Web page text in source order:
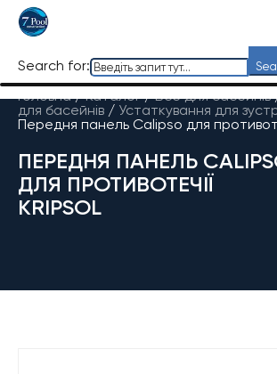
Search for:
Головна / Каталог/Все для басейнів
для басейнів / Устаткування для
Передня панель Calipso для
ПЕРЕДНЯ ПАНЕЛЬ
ДЛЯ ПРОТИВОТЕЧІЇ
KRIPSOL